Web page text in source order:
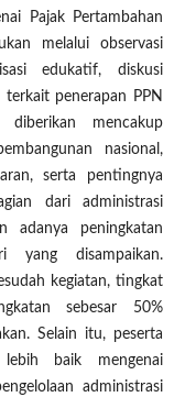
Pajak Pertambahan
melalui observasi
edukatif, diskusi
penerapan PPN
mencakup
nasional,
serta pentingnya
dari administrasi
adanya peningkatan
yang disampaikan.
kegiatan, tingkat
sebesar 50%
Selain itu, peserta
baik mengenai
administrasi